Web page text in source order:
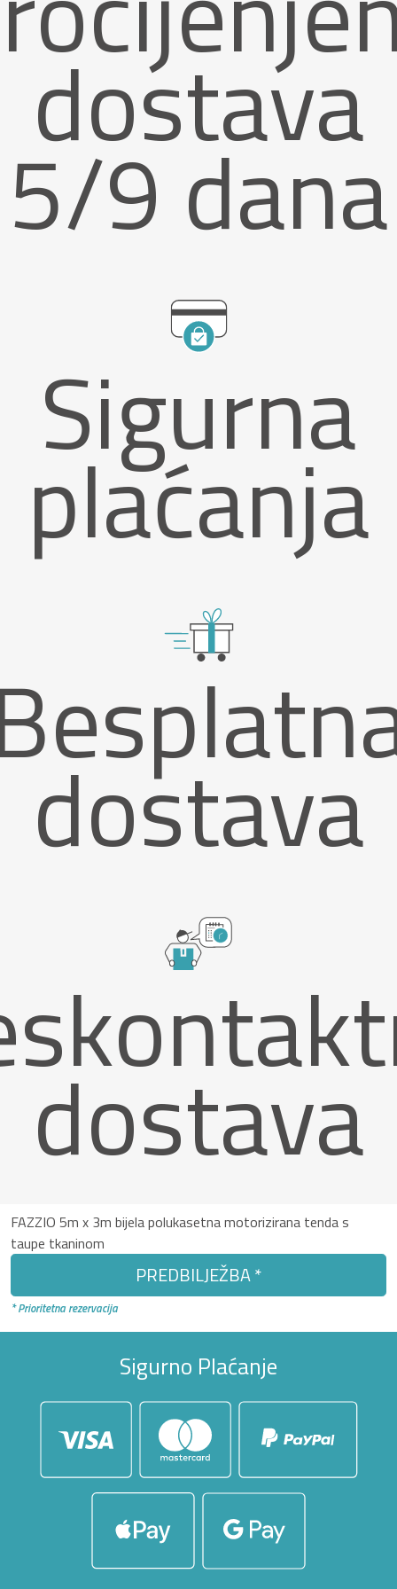
dostava
5/9 dana
Sigurna
plaćanja
dostava
dostava
FAZZIO 5m x 3m bijela polukasetna motorizirana tenda s
taupe tkaninom
PREDBILJEŽBA *
* Prioritetna rezervacija
Sigurno Plaćanje